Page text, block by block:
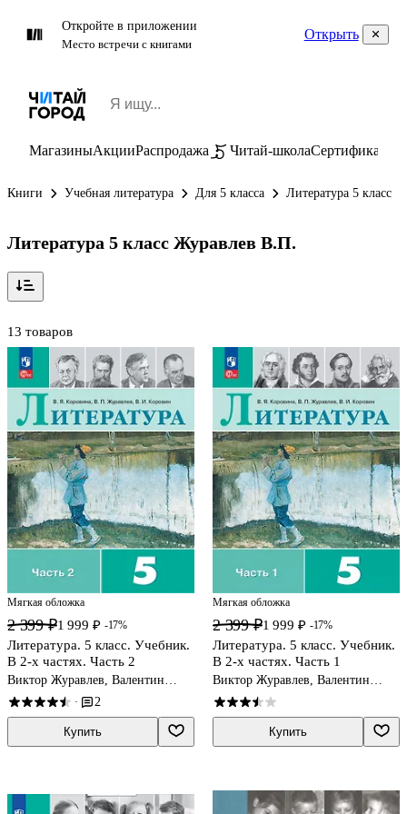
Откройте в приложении
Место встречи с книгами
Открыть
МагазиныАкцииРаспродажа Читай-школаСертификаты
Книги Учебная литература Для 5 класса Литература 5 класс
Литература 5 класс Журавлев В.П.
13 товаров
Мягкая обложка
2 399 ₽1 999 ₽ -17%
Литература. 5 класс. Учебник.
В 2-х частях. Часть 2
Виктор Журавлев, Валентин
Коровин, Вера Коровина
· 2
Купить
Мягкая обложка
2 399 ₽1 999 ₽ -17%
Литература. 5 класс. Учебник.
В 2-х частях. Часть 1
Виктор Журавлев, Валентин
Коровин, Вера Коровина
Купить